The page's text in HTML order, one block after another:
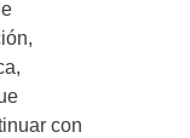
con